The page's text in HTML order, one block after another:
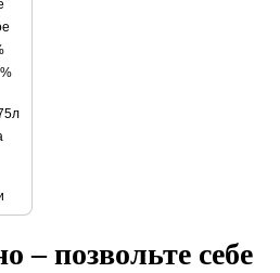
– позвольте себе